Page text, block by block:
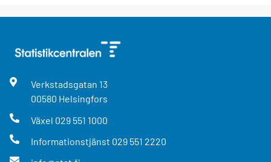
Verkstadsgatan 13
00580 Helsingfors
Växel 029 551 1000
Informationstjänst 029 551 2220